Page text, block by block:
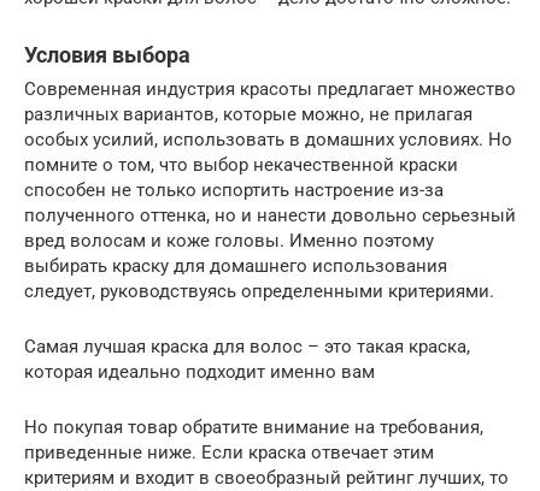
Условия выбора
Современная индустрия красоты предлагает множество
различных вариантов, которые можно, не прилагая
особых усилий, использовать в домашних условиях. Но
помните о том, что выбор некачественной краски
способен не только испортить настроение из-за
полученного оттенка, но и нанести довольно серьезный
вред волосам и коже головы. Именно поэтому
выбирать краску для домашнего использования
следует, руководствуясь определенными критериями.
Самая лучшая краска для волос – это такая краска,
которая идеально подходит именно вам
Но покупая товар обратите внимание на требования,
приведенные ниже. Если краска отвечает этим
критериям и входит в своеобразный рейтинг лучших, то